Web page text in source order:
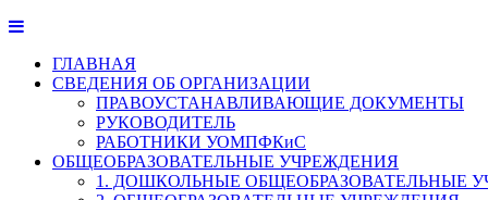
ГЛАВНАЯ
СВЕДЕНИЯ ОБ ОРГАНИЗАЦИИ
ПРАВОУСТАНАВЛИВАЮЩИЕ ДОКУМЕНТЫ
РУКОВОДИТЕЛЬ
РАБОТНИКИ УОМПФКиС
ОБЩЕОБРАЗОВАТЕЛЬНЫЕ УЧРЕЖДЕНИЯ
1. ДОШКОЛЬНЫЕ ОБЩЕОБРАЗОВАТЕЛЬНЫЕ